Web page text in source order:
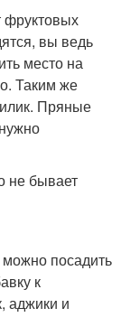
фруктовых
вы ведь
место на
Таким же
Пряные
не бывает
можно посадить
к
аджики и